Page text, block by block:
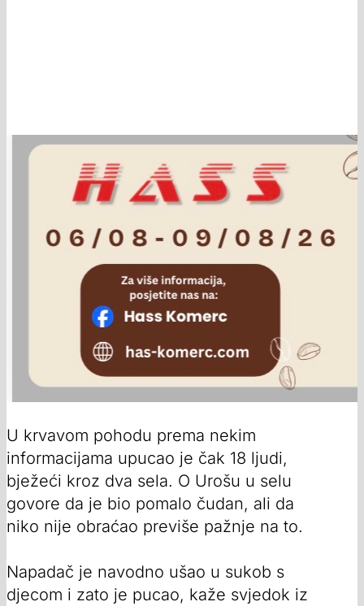
U krvavom pohodu prema nekim
informacijama upucao je čak 18 ljudi,
bježeći kroz dva sela. O Urošu u selu
govore da je bio pomalo čudan, ali da
niko nije obraćao previše pažnje na to.
Napadač je navodno ušao u sukob s
djecom i zato je pucao, kaže svjedok iz